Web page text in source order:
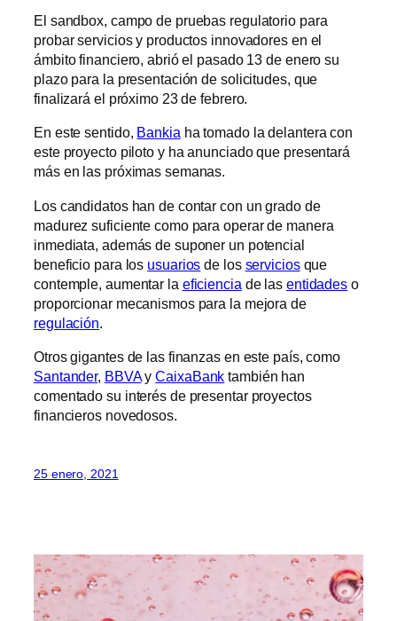
El sandbox, campo de pruebas regulatorio para
probar servicios y productos innovadores en el
ámbito financiero, abrió el pasado 13 de enero su
plazo para la presentación de solicitudes, que
finalizará el próximo 23 de febrero.
En este sentido, Bankia ha tomado la delantera con
este proyecto piloto y ha anunciado que presentará
más en las próximas semanas.
Los candidatos han de contar con un grado de
madurez suficiente como para operar de manera
inmediata, además de suponer un potencial
beneficio para los usuarios de los serviciosque
contemple, aumentar la eficiencia de las entidades o
proporcionar mecanismos para la mejora de
regulación.
Otros gigantes de las finanzas en este país, como
Santander, BBVAyCaixaBank también han
comentado su interés de presentar proyectos
financieros novedosos.
25 enero, 2021